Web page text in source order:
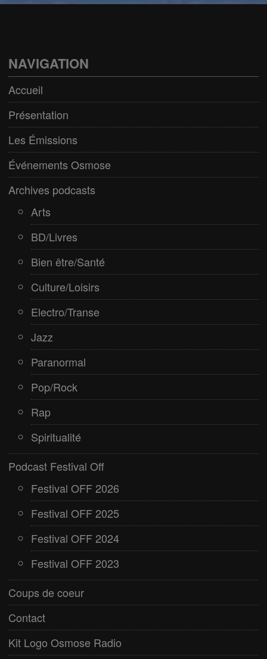
Bien être/Santé
Culture/Loisirs
Electro/Transe
Paranormal
Pop/Rock
Rap
Spiritualité
NAVIGATION
Accueil
Présentation
Les Émissions
Événements Osmose
Archives podcasts
Arts
BD/Livres
Bien être/Santé
Culture/Loisirs
Electro/Transe
Jazz
Paranormal
Pop/Rock
Rap
Spiritualité
Podcast Festival Off
Festival OFF 2026
Festival OFF 2025
Festival OFF 2024
Festival OFF 2023
Coups de coeur
Contact
Kit Logo Osmose Radio